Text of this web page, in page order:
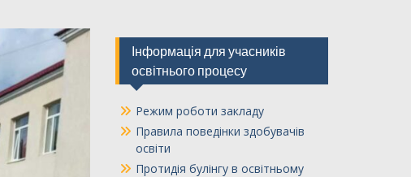
Інформація для учасників
освітнього процесу
Режим роботи закладу
Правила поведінки здобувачів
освіти
Протидія булінгу в освітньому